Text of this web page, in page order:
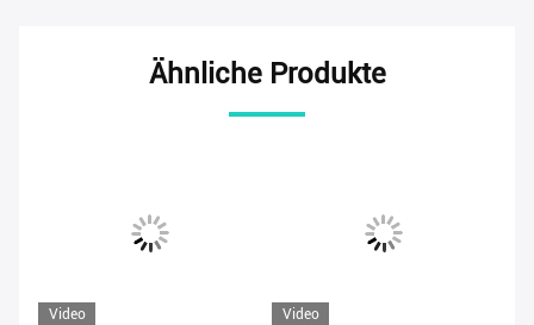
Ähnliche Produkte
Video Video